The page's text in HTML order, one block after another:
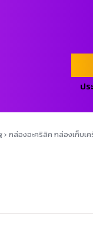
ปร
› กล่องอะคริลิค กล่องเก็บเ